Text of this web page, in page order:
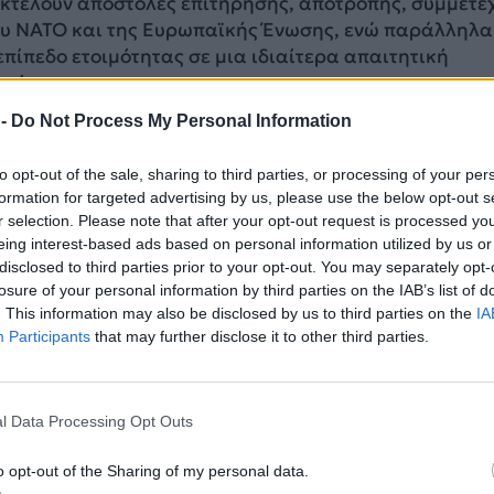
Do Not Process My Personal Information
opt-out of the sale, sharing to third parties, or processing of your
for targeted advertising by us, please use the below opt-out
selection. Please note that after your opt-out request is processed
interest-based ads based on personal information utilized by us
to third parties prior to your opt-out. You may separately
of your personal information by third parties on the IAB’s list of
This information may also be disclosed by us to third parties on the
Participants that may further disclose it to other third parties.
Data Processing Opt Outs
opt-out of the Sharing of my personal data.
ΝΑΤΟ και της Ευρωπαϊκής Ένωσης, ενώ παράλληλα
ετοιμότητας σε μια ιδιαίτερα απαιτητική
τα στελέχη διαμαρτύρονταν ότι το σύστημα
ανταποκρινόταν στις πραγματικές συνθήκες
συνδέονταν σχεδόν αποκλειστικά με
αφήνοντας μεγάλα χρονικά διαστήματα χωρίς
ενίσχυση, παρά το γεγονός ότι τα πληρώματα
επιχειρησιακή ετοιμότητα.Η εφαρμογή του νέου
από την 1η Ιουνίου 2024 φαίνεται ότι ήδη
εικόνα.